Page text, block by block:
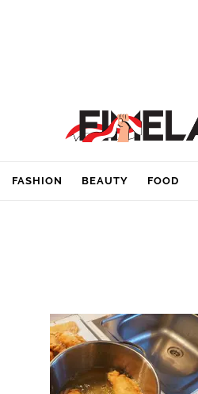
FASHION BEAUTY FOOD